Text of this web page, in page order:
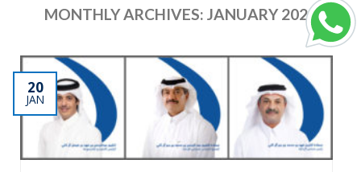
MONTHLY ARCHIVES: JANUARY 2026
20
JAN